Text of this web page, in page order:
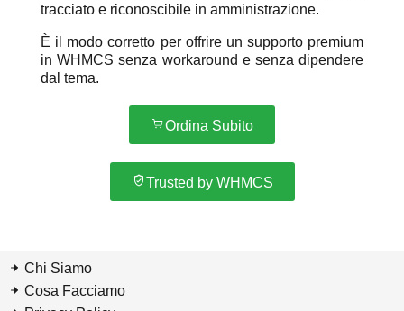
tracciato e riconoscibile in amministrazione.
È il modo corretto per offrire un supporto premium
in WHMCS senza workaround e senza dipendere
dal tema.
Ordina Subito
Trusted by WHMCS
Chi Siamo
Cosa Facciamo